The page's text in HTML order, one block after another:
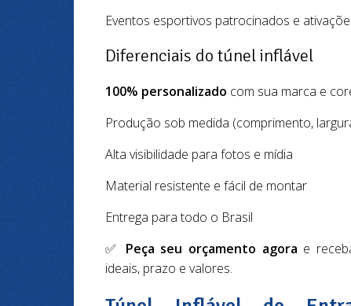
Eventos esportivos patrocinados e
Diferenciais do túnel inflável
100% personalizado com sua marca e
Produção sob medida (comprimento,
Alta visibilidade para fotos e mídia
Material resistente e fácil de montar
Entrega para todo o Brasil
✅ Peça seu orçamento agora e
ideais, prazo e valores.